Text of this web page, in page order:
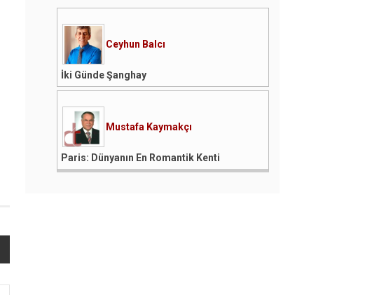
Ceyhun Balcı
İki Günde Şanghay
Mustafa Kaymakçı
Paris: Dünyanın En Romantik Kenti